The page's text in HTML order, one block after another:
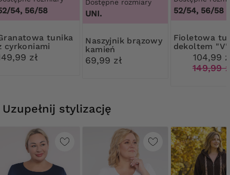
54, 56/58
cyrkoniami
zł
Dostępne rozmiary
UNI.
Naszyjnik brązowy
kamień
69,99 zł
52/54, 56/58
Fioletowa tunika z
dekoltem "V"
104,99
149,99
Uzupełnij stylizację